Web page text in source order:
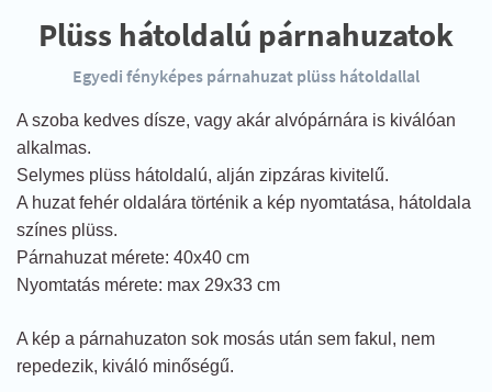
Plüss hátoldalú párnahuzatok
Egyedi fényképes párnahuzat plüss hátoldallal
A szoba kedves dísze, vagy akár alvópárnára is kiválóan
alkalmas.
Selymes plüss hátoldalú, alján zipzáras kivitelű.
A huzat fehér oldalára történik a kép nyomtatása, hátoldala
színes plüss.
Párnahuzat mérete: 40x40 cm
Nyomtatás mérete: max 29x33 cm
A kép a párnahuzaton sok mosás után sem fakul, nem
repedezik, kiváló minőségű.